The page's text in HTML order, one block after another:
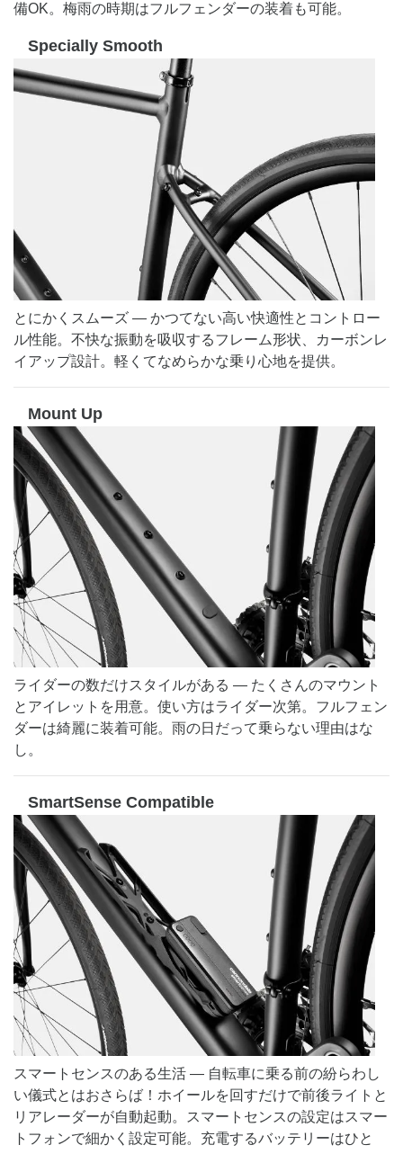
備OK。梅雨の時期はフルフェンダーの装着も可能。
Specially Smooth
とにかくスムーズ — かつてない高い快適性とコントロー
ル性能。不快な振動を吸収するフレーム形状、カーボンレ
イアップ設計。軽くてなめらかな乗り心地を提供。
Mount Up
ライダーの数だけスタイルがある — たくさんのマウント
とアイレットを用意。使い方はライダー次第。フルフェン
ダーは綺麗に装着可能。雨の日だって乗らない理由はな
し。
SmartSense Compatible
スマートセンスのある生活 — 自転車に乗る前の紛らわし
い儀式とはおさらば！ホイールを回すだけで前後ライトと
リアレーダーが自動起動。スマートセンスの設定はスマー
トフォンで細かく設定可能。充電するバッテリーはひと